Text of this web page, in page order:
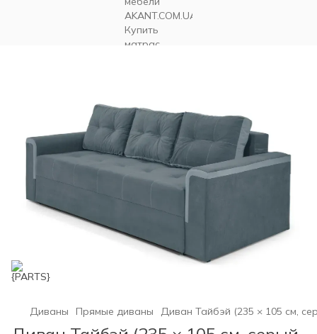
Диваны Прямые диваны Диван Тайбэй (235 × 105 см,